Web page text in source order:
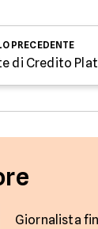
PRECEDENTE
Giornalista